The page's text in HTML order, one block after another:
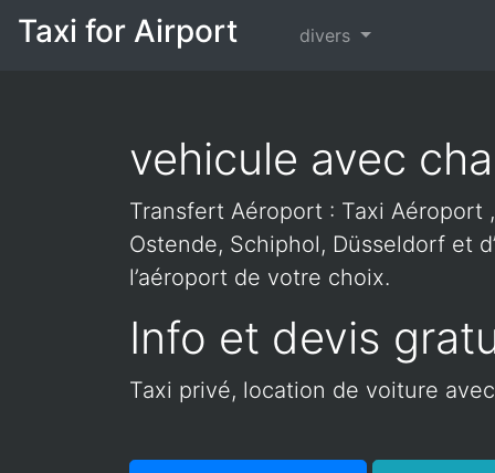
Taxi for Airport divers
vehicule avec
Transfert Aéroport : Taxi Aéroport
Ostende, Schiphol, Düsseldorf et
l’aéroport de votre choix.
Info et devis
Taxi privé, location de voiture